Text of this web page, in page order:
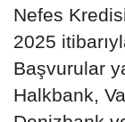
Nefes
2025
Başvurular
Halkbank,